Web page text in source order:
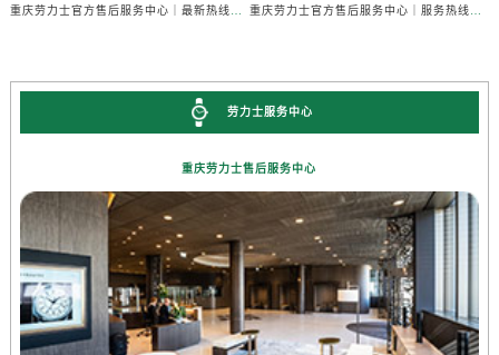
劳力士服务中心
重庆劳力士售后服务中心